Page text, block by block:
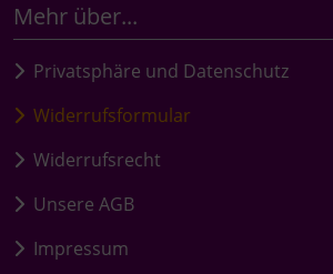
Mehr über...
Privatsphäre und Datenschutz
Widerrufsformular
Widerrufsrecht
Unsere AGB
Impressum